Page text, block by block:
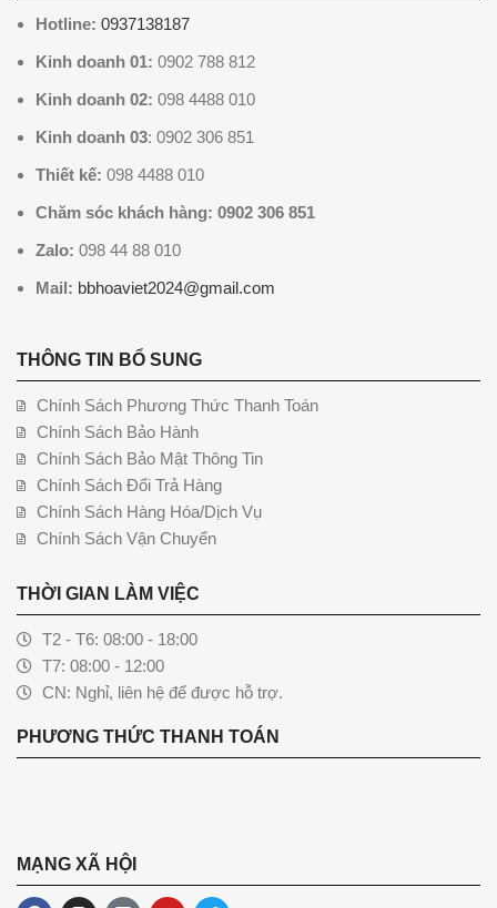
Hotline: 0937138187
Kinh doanh 01: 0902 788 812
Kinh doanh 02: 098 4488 010
Kinh doanh 03: 0902 306 851
Thiết kế: 098 4488 010
Chăm sóc khách hàng: 0902 306 851
Zalo: 098 44 88 010
Mail: bbhoaviet2024@gmail.com
THÔNG TIN BỔ SUNG
Chính Sách Phương Thức Thanh Toán
Chính Sách Bảo Hành
Chính Sách Bảo Mật Thông Tin
Chính Sách Đổi Trả Hàng
Chính Sách Hàng Hóa/Dịch Vụ
Chính Sách Vận Chuyển
THỜI GIAN LÀM VIỆC
T2 - T6: 08:00 - 18:00
T7: 08:00 - 12:00
CN: Nghỉ, liên hệ để được hỗ trợ.
PHƯƠNG THỨC THANH TOÁN
MẠNG XÃ HỘI